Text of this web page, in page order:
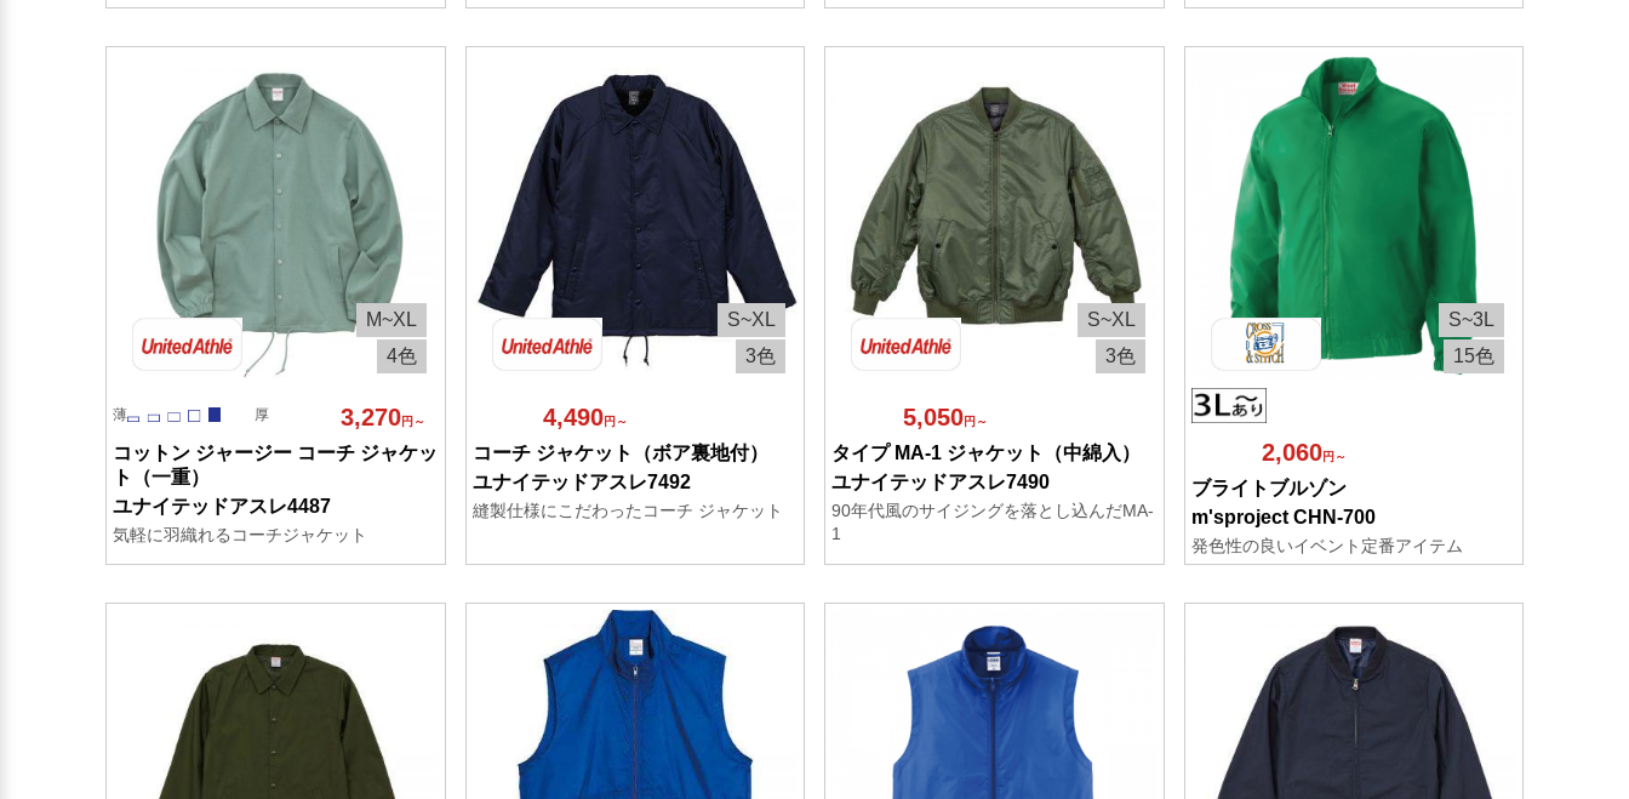
4色
M~XL
薄 厚 3,270円～
コットン ジャージー コーチ ジャケッ
ト（一重）
ユナイテッドアスレ4487
気軽に羽織れるコーチジャケット
3色
S~XL
4,490円～
コーチ ジャケット（ボア裏地付）
ユナイテッドアスレ7492
縫製仕様にこだわったコーチ ジャケット
3色
S~XL
5,050円～
タイプ MA-1 ジャケット（中綿入）
ユナイテッドアスレ7490
90年代風のサイジングを落とし込んだMA-
1
15色
S~3L
2,060円～
ブライトブルゾン
m'sproject CHN-700
発色性の良いイベント定番アイテム